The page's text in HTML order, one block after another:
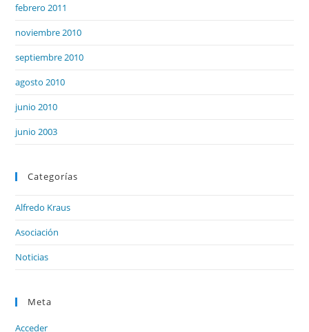
febrero 2011
noviembre 2010
septiembre 2010
agosto 2010
junio 2010
junio 2003
Categorías
Alfredo Kraus
Asociación
Noticias
Meta
Acceder